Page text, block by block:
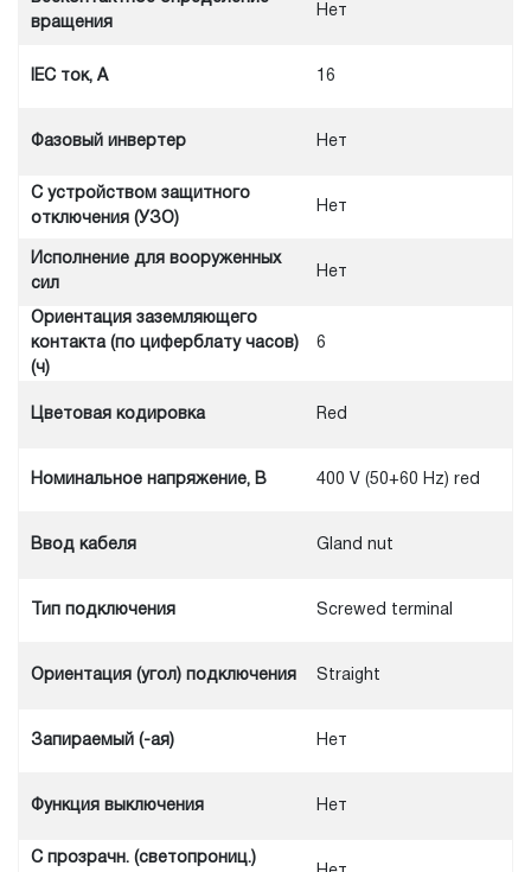
вращения
Нет
IEC ток, A 16
Фазовый инвертер Нет
С устройством защитного
отключения (УЗО)
Нет
Исполнение для вооруженных
сил
Нет
Ориентация заземляющего
контакта (по циферблату часов)
(ч)
6
Цветовая кодировка Red
Номинальное напряжение, В 400 V (50+60 Hz) red
Ввод кабеля Gland nut
Тип подключения Screwed terminal
Ориентация (угол) подключения Straight
Запираемый (-ая) Нет
Функция выключения Нет
С прозрачн. (светопрониц.)